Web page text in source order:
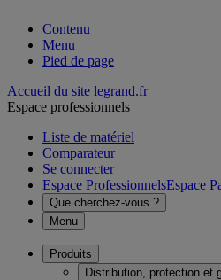
Contenu
Menu
Pied de page
Accueil du site legrand.fr
Espace professionnels
Liste de matériel
Comparateur
Se connecter
Espace ProfessionnelsEspace
Que cherchez-vous ?
Menu
Produits
Distribution, protection et